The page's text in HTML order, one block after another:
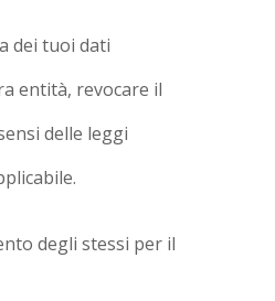
dei tuoi dati
entità, revocare il
delle leggi
degli stessi per il